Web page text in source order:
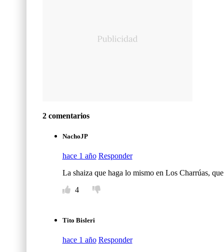
2 comentarios
NachoJP
hace 1 año Responder
La shaiza que haga lo mismo en Los Charrúas,
4
Tito Bisleri
hace 1 año Responder